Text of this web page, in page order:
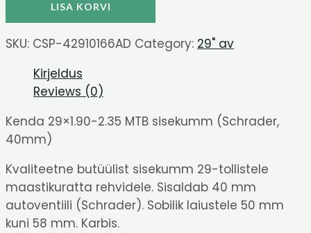
LISA KORVI
SKU: CSP-42910166AD Category: 29" av
Kirjeldus
Reviews (0)
Kenda 29×1.90-2.35 MTB sisekumm (Schrader,
40mm)
Kvaliteetne butüülist sisekumm 29-tollistele
maastikuratta rehvidele. Sisaldab 40 mm
autoventiili (Schrader). Sobilik laiustele 50 mm
kuni 58 mm. Karbis.